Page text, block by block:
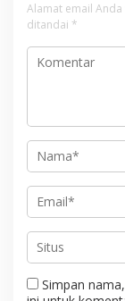
Alamat email
ditandai *
Simpan